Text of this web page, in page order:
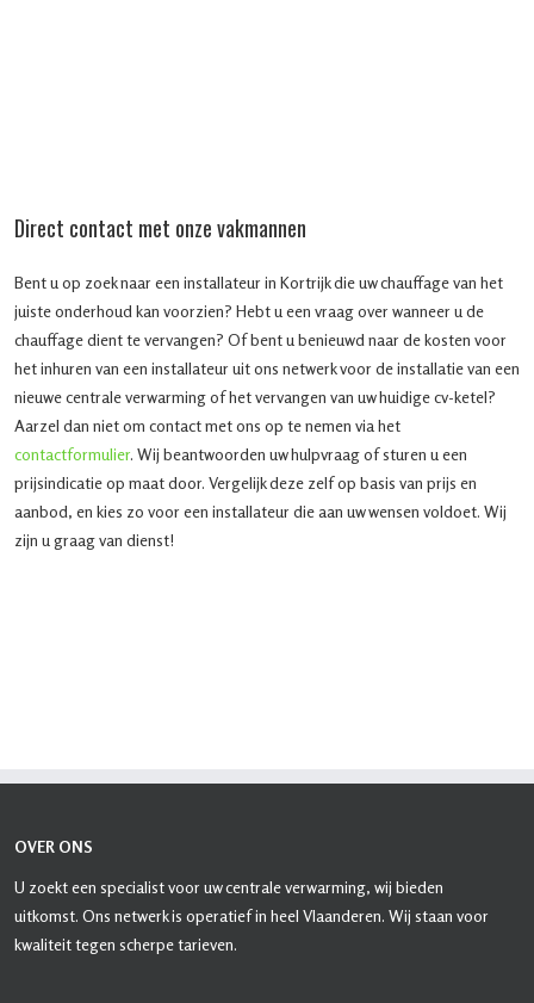
Direct contact met onze vakmannen
Bent u op zoek naar een installateur in Kortrijk die uw chauffage van het
juiste onderhoud kan voorzien? Hebt u een vraag over wanneer u de
chauffage dient te vervangen? Of bent u benieuwd naar de kosten voor
het inhuren van een installateur uit ons netwerk voor de installatie van een
nieuwe centrale verwarming of het vervangen van uw huidige cv-ketel?
Aarzel dan niet om contact met ons op te nemen via het
contactformulier. Wij beantwoorden uw hulpvraag of sturen u een
prijsindicatie op maat door. Vergelijk deze zelf op basis van prijs en
aanbod, en kies zo voor een installateur die aan uw wensen voldoet. Wij
zijn u graag van dienst!
OVER ONS
U zoekt een specialist voor uw centrale verwarming, wij bieden
uitkomst. Ons netwerk is operatief in heel Vlaanderen. Wij staan voor
kwaliteit tegen scherpe tarieven.